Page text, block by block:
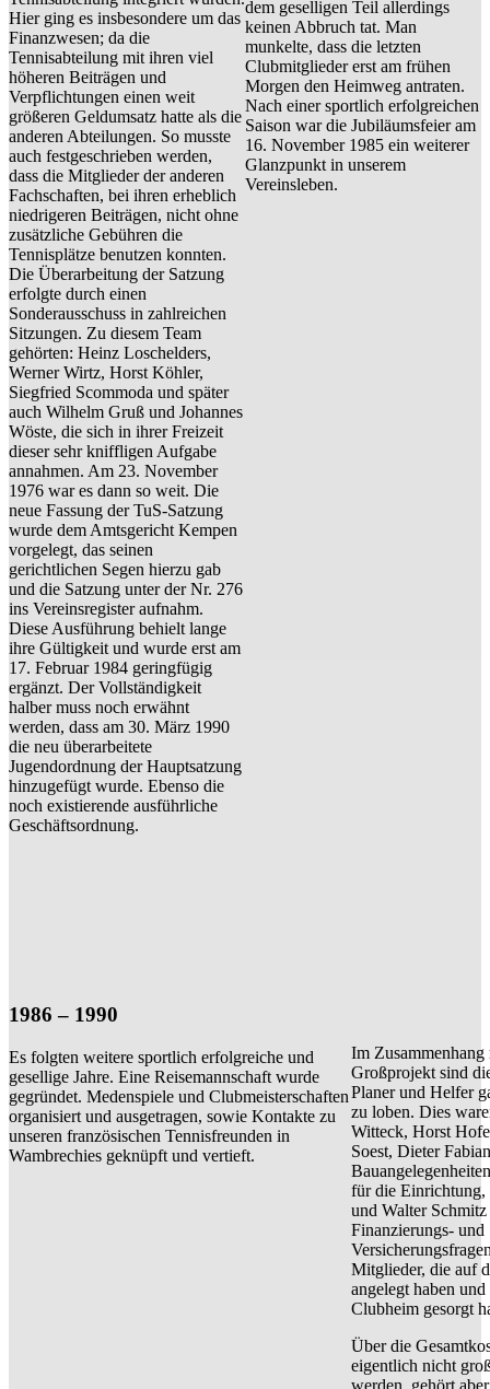
Hier ging es insbesondere um das
Finanzwesen; da die
Tennisabteilung mit ihren viel
höheren Beiträgen und
Verpflichtungen einen weit
größeren Geldumsatz hatte als die
anderen Abteilungen. So musste
auch festgeschrieben werden,
dass die Mitglieder der anderen
Fachschaften, bei ihren erheblich
niedrigeren Beiträgen, nicht ohne
zusätzliche Gebühren die
Tennisplätze benutzen konnten.
Die Überarbeitung der Satzung
erfolgte durch einen
Sonderausschuss in zahlreichen
Sitzungen. Zu diesem Team
gehörten: Heinz Loschelders,
Werner Wirtz, Horst Köhler,
Siegfried Scommoda und später
auch Wilhelm Gruß und Johannes
Wöste, die sich in ihrer Freizeit
dieser sehr kniffligen Aufgabe
annahmen. Am 23. November
1976 war es dann so weit. Die
neue Fassung der TuS-Satzung
wurde dem Amtsgericht Kempen
vorgelegt, das seinen
gerichtlichen Segen hierzu gab
und die Satzung unter der Nr. 276
ins Vereinsregister aufnahm.
Diese Ausführung behielt lange
ihre Gültigkeit und wurde erst am
17. Februar 1984 geringfügig
ergänzt. Der Vollständigkeit
halber muss noch erwähnt
werden, dass am 30. März 1990
die neu überarbeitete
Jugendordnung der Hauptsatzung
hinzugefügt wurde. Ebenso die
noch existierende ausführliche
Geschäftsordnung.
dem geselligen Teil allerdings
keinen Abbruch tat. Man
munkelte, dass die letzten
Clubmitglieder erst am frühen
Morgen den Heimweg antraten.
Nach einer sportlich erfolgreichen
Saison war die Jubiläumsfeier am
16. November 1985 ein weiterer
Glanzpunkt in unserem
Vereinsleben.
1986 – 1990
Es folgten weitere sportlich erfolgreiche und
gesellige Jahre. Eine Reisemannschaft wurde
gegründet. Medenspiele und Clubmeisterschaften
organisiert und ausgetragen, sowie Kontakte zu
unseren französischen Tennisfreunden in
Wambrechies geknüpft und vertieft.
Im Zusammenhang
Großprojekt sind
Planer und Helfer
zu loben. Dies
Witteck, Horst
Soest, Dieter
für die Einrichtung,
und Walter
Finanzierungs- und
Mitglieder, die auf
angelegt haben
Clubheim gesorgt
Über die
eigentlich nicht